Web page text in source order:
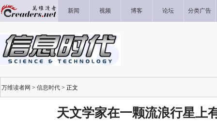
新闻 视频 博客 论坛 分类广告
万维读者网 > 信息时代 > 正文
天文学家在一颗流浪行星上